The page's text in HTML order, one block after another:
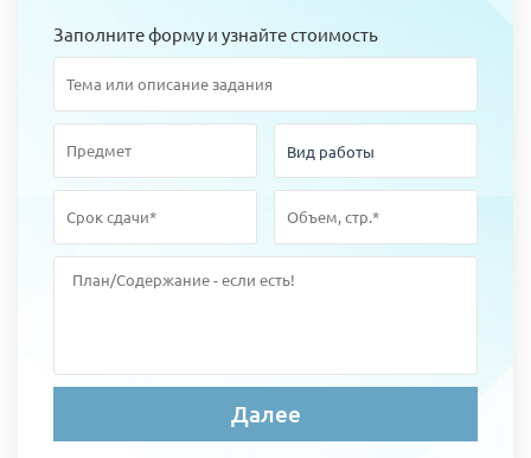
Заполните форму и узнайте стоимость